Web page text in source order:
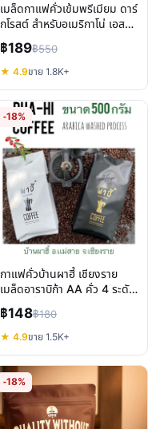
เมล็ดกาแฟคั่วเข้มพรีเมียม ดาร์
กโรสต์ สำหรับอเมริกาโน่ เอส
เย็นไทย
฿189฿550
★ 4.9ขาย 1.8K+
-18%
กาแฟคั่วบ้านผาฮี้ เชียงราย
เมล็ดอาราบิก้า AA คั่ว 4 ระดับ
รสชาติที่คุณเลือกได้
฿148฿180
★ 4.9ขาย 1.5K+
-18%